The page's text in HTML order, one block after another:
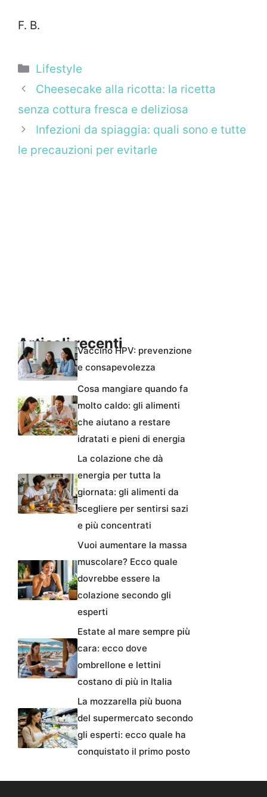
F. B.
Categorie
Lifestyle
Cheesecake alla ricotta: la ricetta
senza cottura fresca e deliziosa
Infezioni da spiaggia: quali sono e tutte
le precauzioni per evitarle
Articoli recentiVaccino HPV: prevenzione
e consapevolezza
Cosa mangiare quando fa
molto caldo: gli alimenti
che aiutano a restare
idratati e pieni di energia
La colazione che dà
energia per tutta la
giornata: gli alimenti da
scegliere per sentirsi sazi
e più concentrati
Vuoi aumentare la massa
muscolare? Ecco quale
dovrebbe essere la
colazione secondo gli
esperti
Estate al mare sempre più
cara: ecco dove
ombrellone e lettini
costano di più in Italia
La mozzarella più buona
del supermercato secondo
gli esperti: ecco quale ha
conquistato il primo posto